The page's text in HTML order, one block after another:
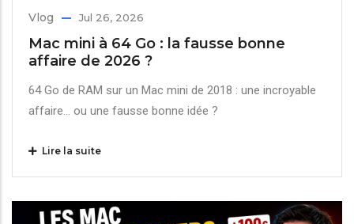
Vlog Jul 26, 2026
Mac mini à 64 Go : la fausse bonne
affaire de 2026 ?
64 Go de RAM sur un Mac mini de 2018 : une incroyable
affaire… ou une fausse bonne idée ?
Lire la suite